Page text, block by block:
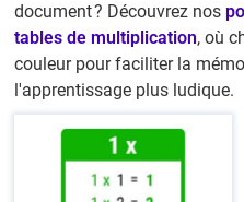
document ? Découvrez nos
tables de multiplication, où
couleur pour faciliter la
l'apprentissage plus ludique.